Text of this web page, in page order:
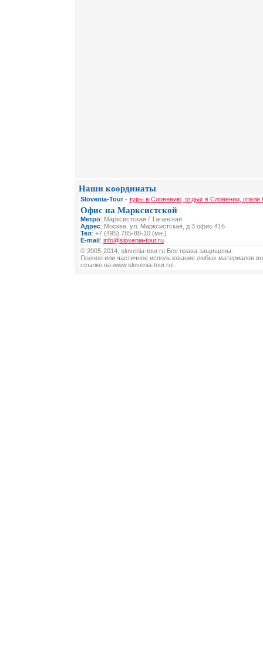
Наши координаты
Slovenia-Tour- туры в Словению, отдых в Словении,
Офис на Марксистской
Метро: Марксистская / Таганская
Адрес: Москва, ул. Марксистская, д 3 офис 416
Тел: +7 (495) 785-88-10 (мн.)
E-mail: info@slovenia-tour.ru
© 2005-2014, slovenia-tour.ru Все права защищены.
Полное или частичное использование любых материалов
ссылке на www.slovenia-tour.ru!